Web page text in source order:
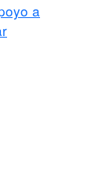
a